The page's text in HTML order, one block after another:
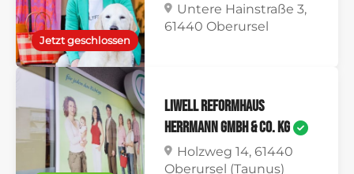
Jetzt geschlossen
Untere Hainstraße 3,
61440 Oberursel
Liwell Reformhaus
Herrmann GmbH & Co. KG
Holzweg 14, 61440
Oberursel (Taunus)